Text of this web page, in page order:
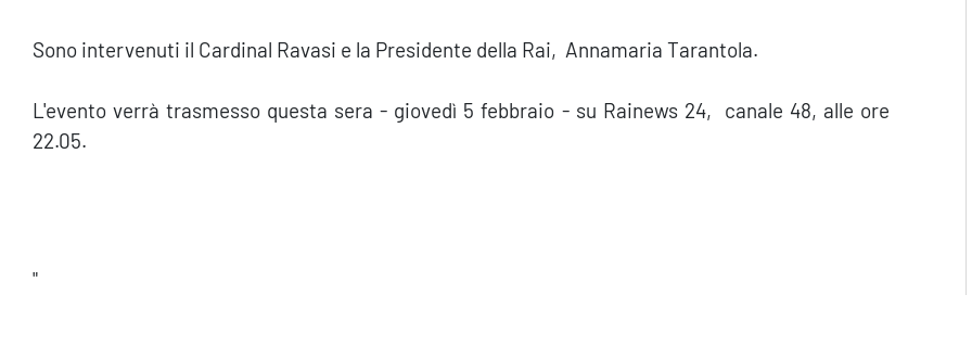
Sono intervenuti il Cardinal Ravasi e la Presidente della Rai, Annamaria Tarantola.
L'evento verrà trasmesso questa sera - giovedì 5 febbraio - su Rainews 24, canale 48, alle ore
22.05.
"